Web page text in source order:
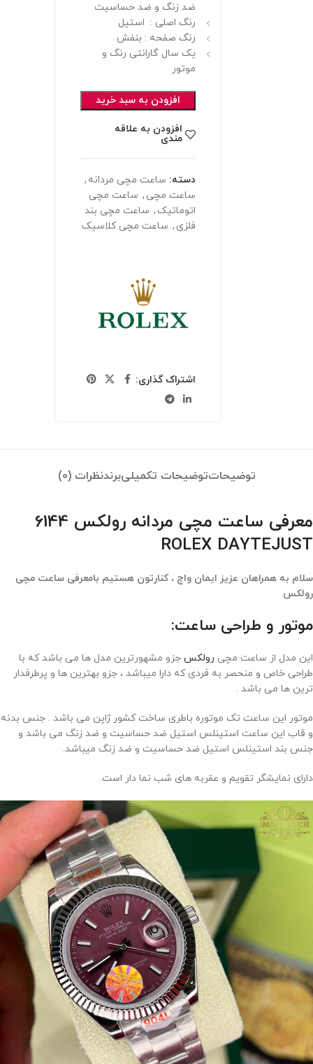
ضد زنگ و ضد حساسیت
رنگ اصلی : استیل
رنگ صفحه : بنفش
یک سال گارانتی رنگ و
موتور
افزودن به سبد خرید
افزودن به علاقه
مندی
دسته: ساعت مچی مردانه ,
ساعت مچی , ساعت مچی
اتوماتیک , ساعت مچی بند
فلزی , ساعت مچی کلاسیک
اشتراک گذاری:
توضیحاتتوضیحات تکمیلیبرندنظرات (0)
معرفی ساعت مچی مردانه رولکس 6144
ROLEX DAYTEJUST
سلام به همراهان عزیز ایمان واچ ، کنارتون هستیم بامعرفی ساعت مچی
رولکس
موتور و طراحی ساعت:
این مدل از ساعت مچی رولکس جزو مشهورترین مدل ها می باشد که با
طراحی خاص و منحصر به فردی که دارا میباشد ، جزو بهترین ها و پرطرفدار
ترین ها می باشد .
موتور این ساعت تک موتوره باطری ساخت کشور ژاپن می باشد . جنس بدنه
و قاب این ساعت استینلس استیل ضد حساسیت و ضد زنگ می باشد و
جنس بند استینلس استیل ضد حساسیت و ضد زنگ میباشد.
دارای نمایشگر تقویم و عقربه های شب نما دار است.